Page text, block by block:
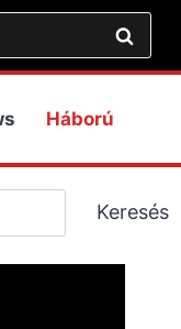
Háború
Keresés